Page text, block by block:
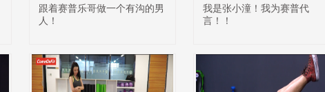
跟着赛普乐哥做一个有沟的男
人！
我是张小潼！我为赛普代
言！！